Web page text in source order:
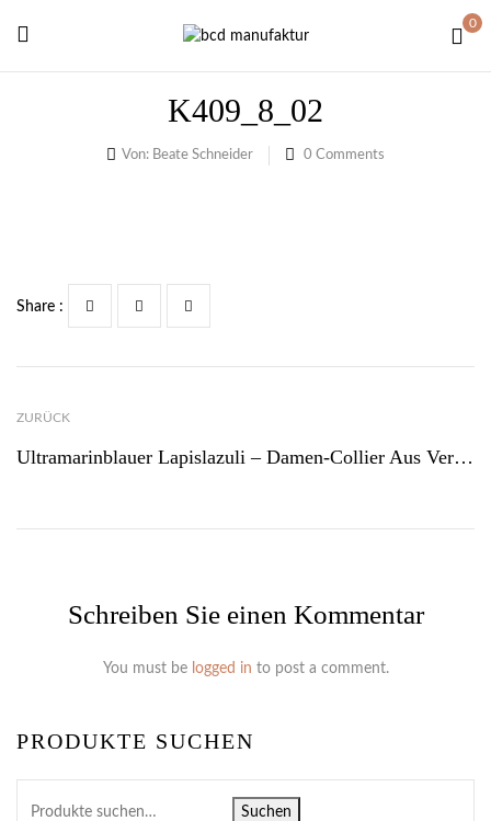
0
K409_8_02
Von: Beate Schneider 0 Comments
PRODUKTE SUCHEN
Suchen
Share :
ZURÜCK
Ultramarinblauer Lapislazuli – Damen-Collier Aus Vergoldetem Draht Mit Tiefblauem Lapislazuli-Cabochon – September Geburtsstein
Schreiben Sie einen Kommentar
You must be logged in to post a comment.